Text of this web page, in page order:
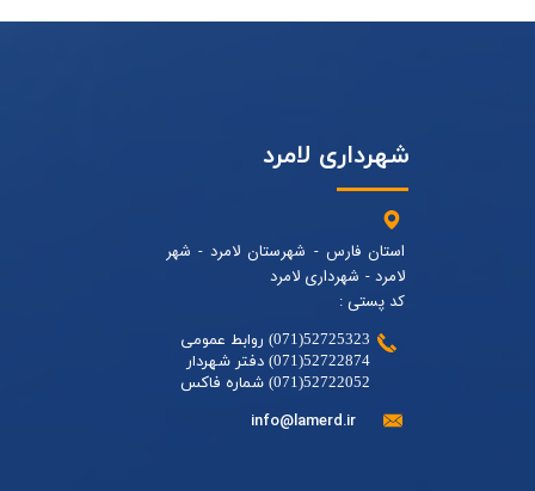
شهرداری لامرد
استان فارس - شهرستان لامرد - شهر
لامرد - شهرداری لامرد
کد پستی :
52725323(071) روابط عمومی
52722874(071) دفتر شهردار
52722052(071) شماره فاکس
info@lamerd.ir